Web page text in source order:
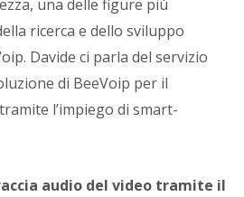
una delle figure più
ricerca e dello sviluppo
Davide ci parla del servizio
di BeeVoip per il
l’impiego di smart-
audio del video tramite il